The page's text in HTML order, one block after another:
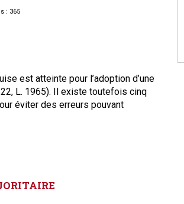
: 365
est atteinte pour l’adoption d’une
L. 1965). Il existe toutefois cinq
éviter des erreurs pouvant